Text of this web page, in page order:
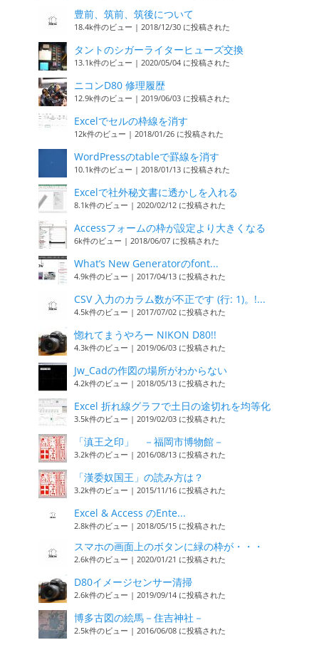
豊前、筑前、筑後について
18.4k件のビュー | 2018/12/30 に投稿された
タントのシガーライターヒューズ交換
13.1k件のビュー | 2020/05/04 に投稿された
ニコンD80 修理履歴
12.9k件のビュー | 2019/06/03 に投稿された
Excelでセルの枠線を消す
12k件のビュー | 2018/01/26 に投稿された
WordPressのtableで罫線を消す
10.1k件のビュー | 2018/01/13 に投稿された
Excelで社外秘文書に透かしを入れる
8.1k件のビュー | 2020/02/12 に投稿された
Accessフォームの枠が設定より大きくなる
6k件のビュー | 2018/06/07 に投稿された
What’s New Generatorのfont...
4.9k件のビュー | 2017/04/13 に投稿された
CSV 入力のカラム数が不正です (行: 1)。!...
4.5k件のビュー | 2017/07/02 に投稿された
惚れてまうやろー NIKON D80!!
4.3k件のビュー | 2019/06/03 に投稿された
Jw_Cadの作図の場所がわからない
4.2k件のビュー | 2018/05/13 に投稿された
Excel 折れ線グラフで土日の途切れを均等化
3.5k件のビュー | 2019/02/03 に投稿された
「滇王之印」 －福岡市博物館－
3.2k件のビュー | 2016/08/13 に投稿された
「漢委奴国王」の読み方は？
3.2k件のビュー | 2015/11/16 に投稿された
Excel & Access のEnte...
2.8k件のビュー | 2018/05/15 に投稿された
スマホの画面上のボタンに緑の枠が・・・
2.6k件のビュー | 2020/01/21 に投稿された
D80イメージセンサー清掃
2.6k件のビュー | 2019/09/14 に投稿された
博多古図の絵馬－住吉神社－
2.5k件のビュー | 2016/06/08 に投稿された